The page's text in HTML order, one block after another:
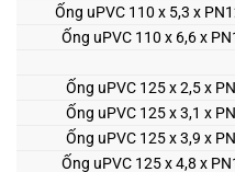
Ống uPVC 110 x 5,3 x
Ống uPVC 110 x 6,6 x
Ống uPVC 125 x 2,5 x
Ống uPVC 125 x 3,1 x
Ống uPVC 125 x 3,9 x
Ống uPVC 125 x 4,8 x